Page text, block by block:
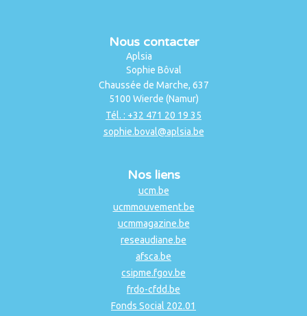
Nous contacter
Aplsia
Sophie Bôval
Chaussée de Marche, 637
5100 Wierde (Namur)
Tél. : +32 471 20 19 35
sophie.boval@aplsia.be
Nos liens
ucm.be
ucmmouvement.be
ucmmagazine.be
reseaudiane.be
afsca.be
csipme.fgov.be
frdo-cfdd.be
Fonds Social 202.01